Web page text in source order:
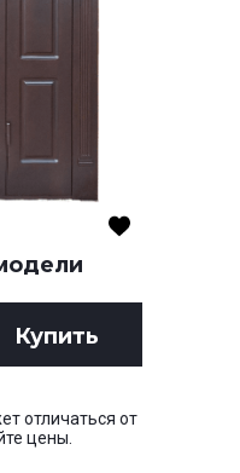
Купить
отличаться от
цены.